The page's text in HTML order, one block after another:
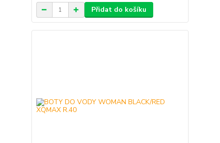
Přidat do košíku